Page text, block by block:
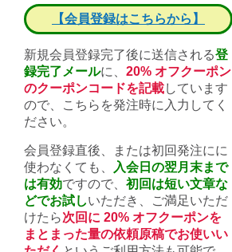
レ
ゼ
ト！
は
【会員登録はこちらから】
新規会員登録完了後に送信される登
録完了メールに、 20% オフクーポン
のクーポンコードを記載しています
ので、こちらを発注時に入力してく
ださい。
会員登録直後、または初回発注にに
使わなくても、
入会日の翌月末まで
は有効ですので、 初回は短い文章な
どでお試しいただき、ご満足いただ
けたら次回に 20% オフクーポンを
まとまった量の依頼原稿でお使いい